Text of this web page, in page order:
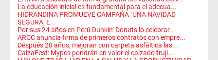
La educación inicial es fundamental para el adecua...
HIDRANDINA PROMUEVE CAMPAÑA "UNA NAVIDAD
SEGURA, E...
Por sus 24 años en Perú Dunkin’ Donuts lo celebrar...
ARCC anuncia firma de primeros contratos con empre...
Después 20 años, mejoran con carpeta asfáltica las...
CalzaFest: Mypes pondrán en valor el calzado truji...